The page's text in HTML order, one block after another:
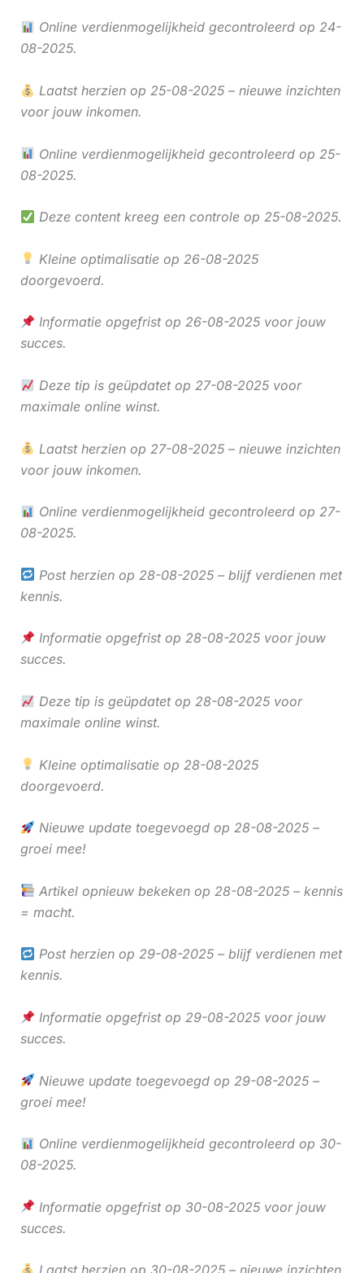
Online verdienmogelijkheid gecontroleerd op 24-
08-2025.
Laatst herzien op 25-08-2025 – nieuwe inzichten
voor jouw inkomen.
Online verdienmogelijkheid gecontroleerd op 25-
08-2025.
Deze content kreeg een controle op 25-08-2025.
Kleine optimalisatie op 26-08-2025
doorgevoerd.
Informatie opgefrist op 26-08-2025 voor jouw
succes.
Deze tip is geüpdatet op 27-08-2025 voor
maximale online winst.
Laatst herzien op 27-08-2025 – nieuwe inzichten
voor jouw inkomen.
Online verdienmogelijkheid gecontroleerd op 27-
08-2025.
Post herzien op 28-08-2025 – blijf verdienen met
kennis.
Informatie opgefrist op 28-08-2025 voor jouw
succes.
Deze tip is geüpdatet op 28-08-2025 voor
maximale online winst.
Kleine optimalisatie op 28-08-2025
doorgevoerd.
Nieuwe update toegevoegd op 28-08-2025 –
groei mee!
Artikel opnieuw bekeken op 28-08-2025 – kennis
= macht.
Post herzien op 29-08-2025 – blijf verdienen met
kennis.
Informatie opgefrist op 29-08-2025 voor jouw
succes.
Nieuwe update toegevoegd op 29-08-2025 –
groei mee!
Online verdienmogelijkheid gecontroleerd op 30-
08-2025.
Informatie opgefrist op 30-08-2025 voor jouw
succes.